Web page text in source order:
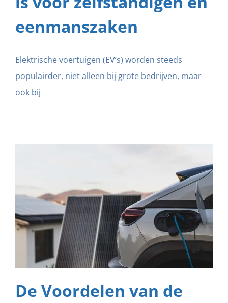
eenmanszaken
Elektrische voertuigen (EV’s) worden steeds
populairder, niet alleen bij grote bedrijven, maar
ook bij
De Voordelen van de